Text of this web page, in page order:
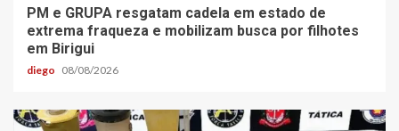
PM e GRUPA resgatam cadela em estado de
extrema fraqueza e mobilizam busca por filhotes
em Birigui
diego 08/08/2026